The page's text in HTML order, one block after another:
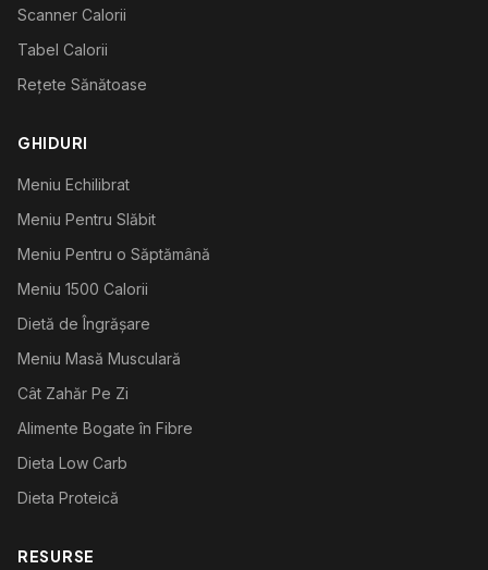
Scanner Calorii
Tabel Calorii
Rețete Sănătoase
GHIDURI
Meniu Echilibrat
Meniu Pentru Slăbit
Meniu Pentru o Săptămână
Meniu 1500 Calorii
Dietă de Îngrășare
Meniu Masă Musculară
Cât Zahăr Pe Zi
Alimente Bogate în Fibre
Dieta Low Carb
Dieta Proteică
RESURSE